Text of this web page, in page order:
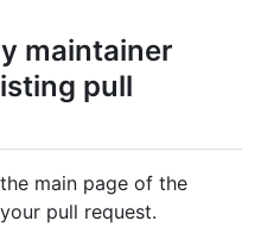
maintainer
pull
main page of the
pull request.